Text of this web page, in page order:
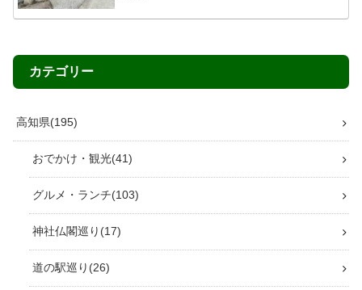
カテゴリー
高知県 195
おでかけ・観光 41
グルメ・ランチ 103
神社仏閣巡り 17
道の駅巡り 26